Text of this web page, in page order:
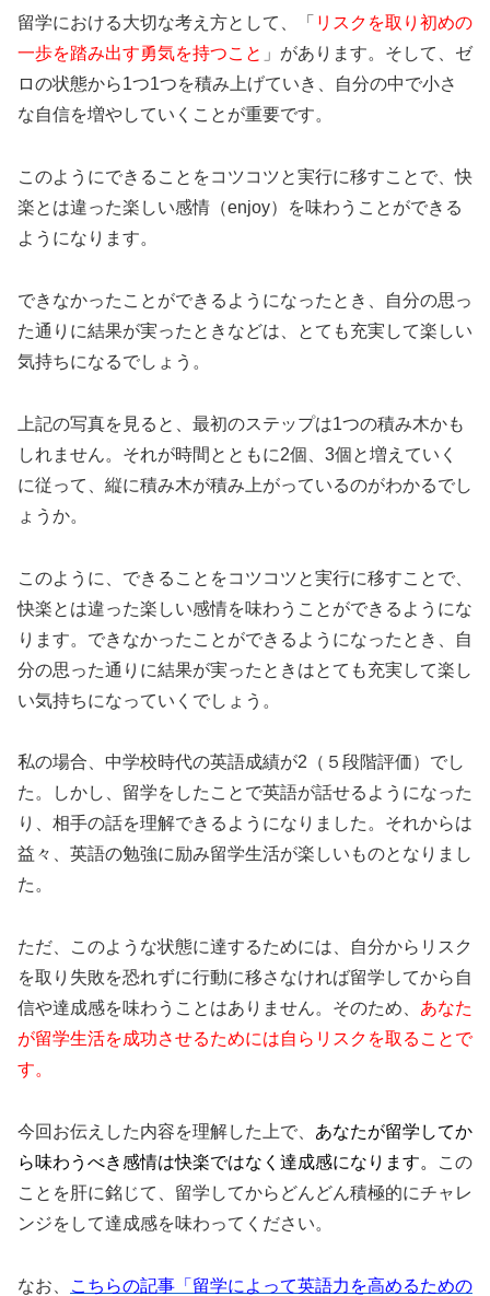
留学における大切な考え方として、「 リスクを取り初めの
一歩を踏み出す勇気を持つこと 」があります。そして、ゼ
ロの状態から1つ1つを積み上げていき、自分の中で小さ
な自信を増やしていくことが重要です。
このようにできることをコツコツと実行に移すことで、快
楽とは違った楽しい感情（enjoy）を味わうことができる
ようになります。
できなかったことができるようになったとき、自分の思っ
た通りに結果が実ったときなどは、とても充実して楽しい
気持ちになるでしょう。
上記の写真を見ると、最初のステップは1つの積み木かも
しれません。それが時間とともに2個、3個と増えていく
に従って、縦に積み木が積み上がっているのがわかるでし
ょうか。
このように、できることをコツコツと実行に移すことで、
快楽とは違った楽しい感情を味わうことができるようにな
ります。できなかったことができるようになったとき、自
分の思った通りに結果が実ったときはとても充実して楽し
い気持ちになっていくでしょう。
私の場合、中学校時代の英語成績が2（５段階評価）でし
た。しかし、留学をしたことで英語が話せるようになった
り、相手の話を理解できるようになりました。それからは
益々、英語の勉強に励み留学生活が楽しいものとなりまし
た。
ただ、このような状態に達するためには、自分からリスク
を取り失敗を恐れずに行動に移さなければ留学してから自
信や達成感を味わうことはありません。そのため、 あなた
が留学生活を成功させるためには自らリスクを取ることで
す。
今回お伝えした内容を理解した上で、 あなたが留学してか
ら味わうべき感情は快楽ではなく達成感になります。
この
ことを肝に銘じて、留学してからどんどん積極的にチャレ
ンジをして達成感を味わってください。
なお、
こちらの記事「留学によって英語力を高めるための